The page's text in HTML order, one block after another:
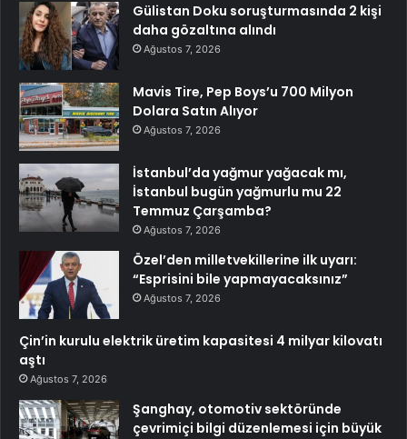
Gülistan Doku soruşturmasında 2 kişi
daha gözaltına alındı
Ağustos 7, 2026
Mavis Tire, Pep Boys’u 700 Milyon
Dolara Satın Alıyor
Ağustos 7, 2026
İstanbul’da yağmur yağacak mı,
İstanbul bugün yağmurlu mu 22
Temmuz Çarşamba?
Ağustos 7, 2026
Özel’den milletvekillerine ilk uyarı:
“Esprisini bile yapmayacaksınız”
Ağustos 7, 2026
Çin’in kurulu elektrik üretim kapasitesi 4 milyar kilovatı
aştı
Ağustos 7, 2026
Şanghay, otomotiv sektöründe
çevrimiçi bilgi düzenlemesi için büyük